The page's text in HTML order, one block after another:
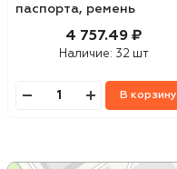
паспорта, ремень
4 757.49 ₽
Наличие: 32 шт
В корзину